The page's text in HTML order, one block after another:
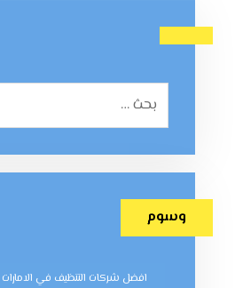
وسوم
افضل شركات التنظيف في الامارات